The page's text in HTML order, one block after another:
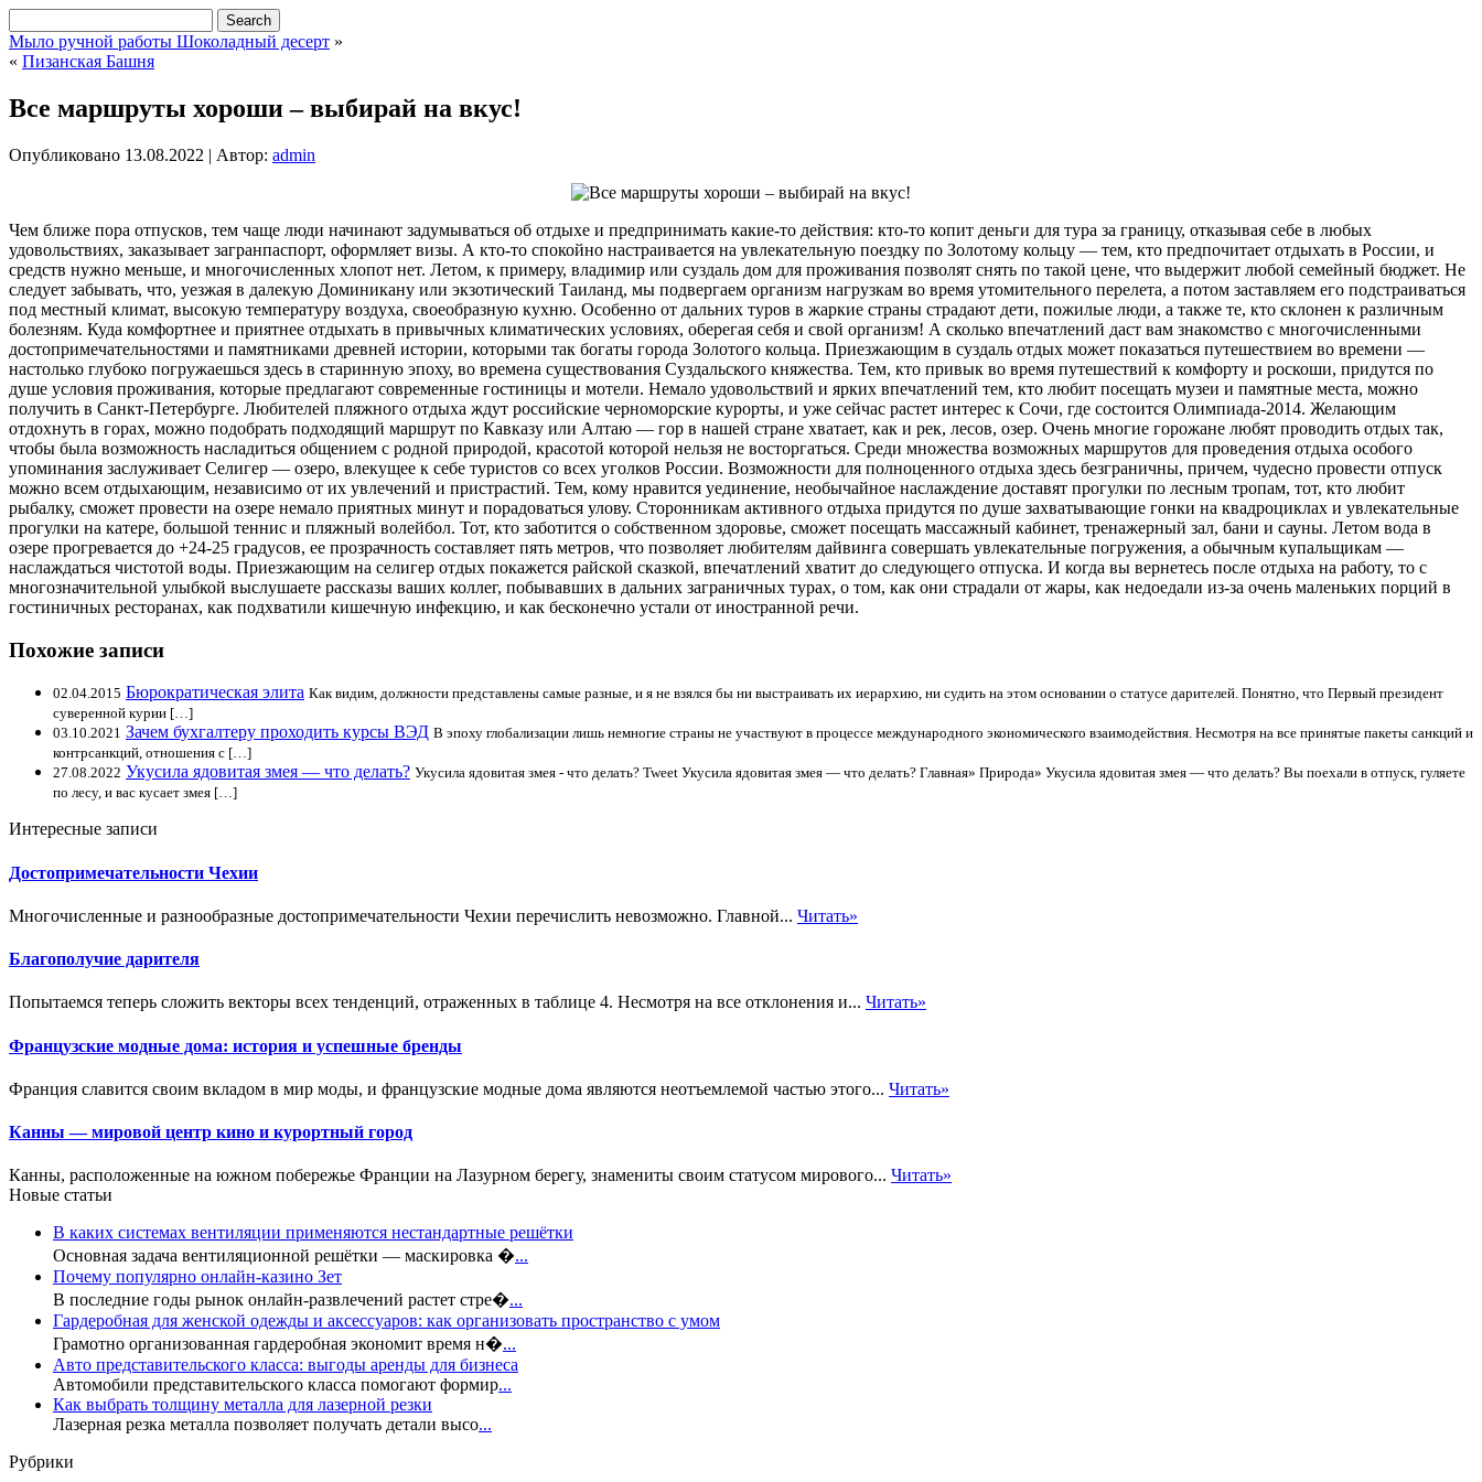
Мыло ручной работы Шоколадный десерт »
« Пизанская Башня
Все маршруты хороши – выбирай на вкус!
Опубликовано 13.08.2022 | Автор: admin
Чем ближе пора отпусков, тем чаще люди начинают задумываться об отдыхе и предпринимать какие-то действия: кто-то копит деньги для тура за границу, отказывая себе в любых
удовольствиях, заказывает загранпаспорт, оформляет визы. А кто-то спокойно настраивается на увлекательную поездку по Золотому кольцу — тем, кто предпочитает отдыхать в России, и
средств нужно меньше, и многочисленных хлопот нет. Летом, к примеру, владимир или суздаль дом для проживания позволят снять по такой цене, что выдержит любой семейный бюджет. Не
следует забывать, что, уезжая в далекую Доминикану или экзотический Таиланд, мы подвергаем организм нагрузкам во время утомительного перелета, а потом заставляем его подстраиваться
под местный климат, высокую температуру воздуха, своеобразную кухню. Особенно от дальних туров в жаркие страны страдают дети, пожилые люди, а также те, кто склонен к различным
болезням. Куда комфортнее и приятнее отдыхать в привычных климатических условиях, оберегая себя и свой организм! А сколько впечатлений даст вам знакомство с многочисленными
достопримечательностями и памятниками древней истории, которыми так богаты города Золотого кольца. Приезжающим в суздаль отдых может показаться путешествием во времени —
настолько глубоко погружаешься здесь в старинную эпоху, во времена существования Суздальского княжества. Тем, кто привык во время путешествий к комфорту и роскоши, придутся по
душе условия проживания, которые предлагают современные гостиницы и мотели. Немало удовольствий и ярких впечатлений тем, кто любит посещать музеи и памятные места, можно
получить в Санкт-Петербурге. Любителей пляжного отдыха ждут российские черноморские курорты, и уже сейчас растет интерес к Сочи, где состоится Олимпиада-2014. Желающим
отдохнуть в горах, можно подобрать подходящий маршрут по Кавказу или Алтаю — гор в нашей стране хватает, как и рек, лесов, озер. Очень многие горожане любят проводить отдых так,
чтобы была возможность насладиться общением с родной природой, красотой которой нельзя не восторгаться. Среди множества возможных маршрутов для проведения отдыха особого
упоминания заслуживает Селигер — озеро, влекущее к себе туристов со всех уголков России. Возможности для полноценного отдыха здесь безграничны, причем, чудесно провести отпуск
можно всем отдыхающим, независимо от их увлечений и пристрастий. Тем, кому нравится уединение, необычайное наслаждение доставят прогулки по лесным тропам, тот, кто любит
рыбалку, сможет провести на озере немало приятных минут и порадоваться улову. Сторонникам активного отдыха придутся по душе захватывающие гонки на квадроциклах и увлекательные
прогулки на катере, большой теннис и пляжный волейбол. Тот, кто заботится о собственном здоровье, сможет посещать массажный кабинет, тренажерный зал, бани и сауны. Летом вода в
озере прогревается до +24-25 градусов, ее прозрачность составляет пять метров, что позволяет любителям дайвинга совершать увлекательные погружения, а обычным купальщикам —
наслаждаться чистотой воды. Приезжающим на селигер отдых покажется райской сказкой, впечатлений хватит до следующего отпуска. И когда вы вернетесь после отдыха на работу, то с
многозначительной улыбкой выслушаете рассказы ваших коллег, побывавших в дальних заграничных турах, о том, как они страдали от жары, как недоедали из-за очень маленьких порций в
гостиничных ресторанах, как подхватили кишечную инфекцию, и как бесконечно устали от иностранной речи.
Похожие записи
02.04.2015 Бюрократическая элита Как видим, должности представлены самые разные, и я не взялся бы ни выстраивать их иерархию, ни судить на этом основании о статусе дарителей. Понятно, что Первый президент
суверенной курии […]
03.10.2021 Зачем бухгалтеру проходить курсы ВЭД В эпоху глобализации лишь немногие страны не участвуют в процессе международного экономического взаимодействия. Несмотря на все принятые пакеты санкций и
контрсанкций, отношения с […]
27.08.2022 Укусила ядовитая змея — что делать? Укусила ядовитая змея - что делать? Tweet Укусила ядовитая змея — что делать? Главная» Природа» Укусила ядовитая змея — что делать? Вы поехали в отпуск, гуляете
по лесу, и вас кусает змея […]
Интересные записи
Достопримечательности Чехии
Многочисленные и разнообразные достопримечательности Чехии перечислить невозможно. Главной... Читать»
Благополучие дарителя
Попытаемся теперь сложить векторы всех тенденций, отраженных в таблице 4. Несмотря на все отклонения и... Читать»
Французские модные дома: история и успешные бренды
Франция славится своим вкладом в мир моды, и французские модные дома являются неотъемлемой частью этого... Читать»
Канны — мировой центр кино и курортный город
Канны, расположенные на южном побережье Франции на Лазурном берегу, знамениты своим статусом мирового... Читать»
Новые статьи
В каких системах вентиляции применяются нестандартные решётки
Основная задача вентиляционной решётки — маскировка �...
Почему популярно онлайн-казино Зет
В последние годы рынок онлайн-развлечений растет стре�...
Гардеробная для женской одежды и аксессуаров: как организовать пространство с умом
Грамотно организованная гардеробная экономит время н�...
Авто представительского класса: выгоды аренды для бизнеса
Автомобили представительского класса помогают формир...
Как выбрать толщину металла для лазерной резки
Лазерная резка металла позволяет получать детали высо...
Рубрики